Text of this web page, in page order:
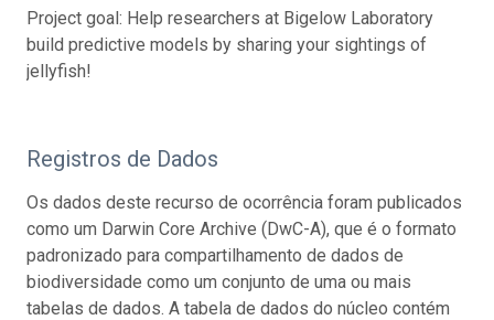
Project goal: Help researchers at Bigelow Laboratory
build predictive models by sharing your sightings of
jellyfish!
Registros de Dados
Os dados deste recurso de ocorrência foram publicados
como um Darwin Core Archive (DwC-A), que é o formato
padronizado para compartilhamento de dados de
biodiversidade como um conjunto de uma ou mais
tabelas de dados. A tabela de dados do núcleo contém